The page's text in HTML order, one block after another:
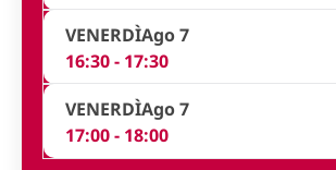
VENERDÌAgo 7
16:30 - 17:30
VENERDÌAgo 7
17:00 - 18:00